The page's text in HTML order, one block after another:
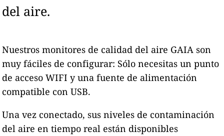
del aire.
Nuestros monitores de calidad del aire GAIA son
muy fáciles de configurar: Sólo necesitas un punto
de acceso WIFI y una fuente de alimentación
compatible con USB.
Una vez conectado, sus niveles de contaminación
del aire en tiempo real están disponibles